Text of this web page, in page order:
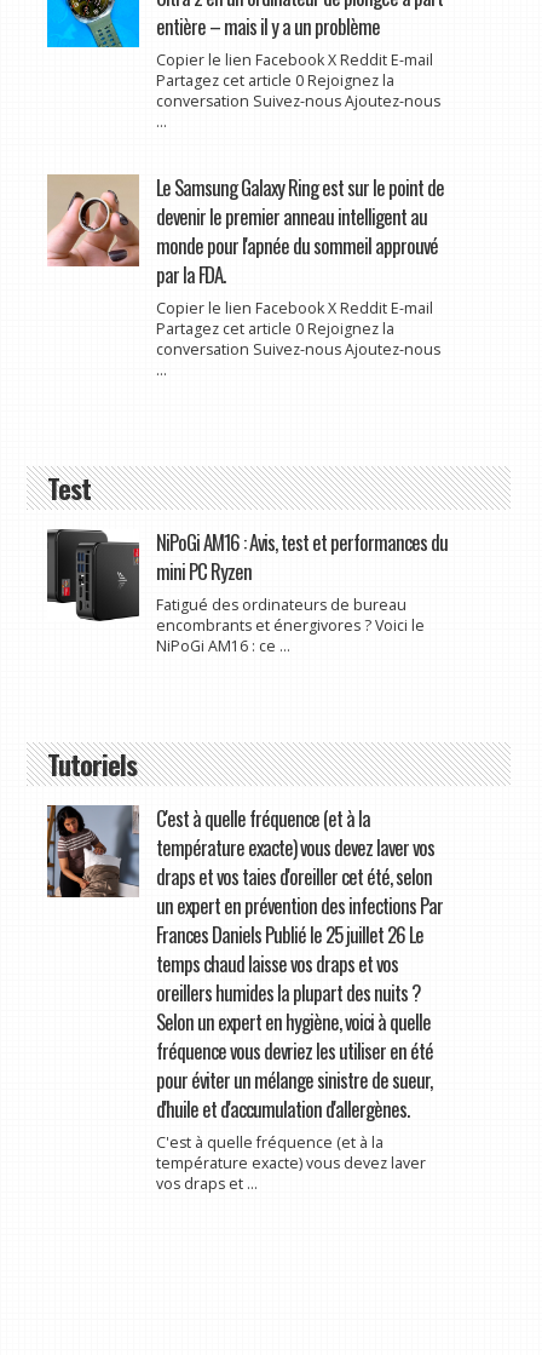
entière – mais il y a un problème
Copier le lien Facebook X Reddit E-mail
Partagez cet article 0 Rejoignez la
conversation Suivez-nous Ajoutez-nous
...
Le Samsung Galaxy Ring est sur le point de
devenir le premier anneau intelligent au
monde pour l'apnée du sommeil approuvé
par la FDA.
Copier le lien Facebook X Reddit E-mail
Partagez cet article 0 Rejoignez la
conversation Suivez-nous Ajoutez-nous
...
Test
NiPoGi AM16 : Avis, test et performances du
mini PC Ryzen
Fatigué des ordinateurs de bureau
encombrants et énergivores ? Voici le
NiPoGi AM16 : ce ...
Tutoriels
C'est à quelle fréquence (et à la
température exacte) vous devez laver vos
draps et vos taies d'oreiller cet été, selon
un expert en prévention des infections Par
Frances Daniels Publié le 25 juillet 26 Le
temps chaud laisse vos draps et vos
oreillers humides la plupart des nuits ?
Selon un expert en hygiène, voici à quelle
fréquence vous devriez les utiliser en été
pour éviter un mélange sinistre de sueur,
d'huile et d'accumulation d'allergènes.
C'est à quelle fréquence (et à la
température exacte) vous devez laver
vos draps et ...